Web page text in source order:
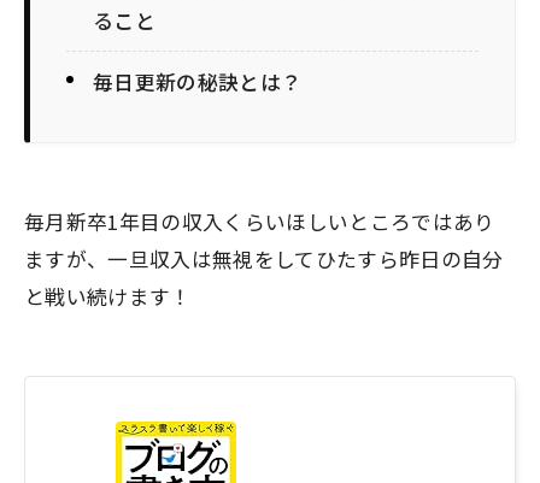
ること
毎日更新の秘訣とは？
毎月新卒1年目の収入くらいほしいところではあり
ますが、一旦収入は無視をしてひたすら昨日の自分
と戦い続けます！